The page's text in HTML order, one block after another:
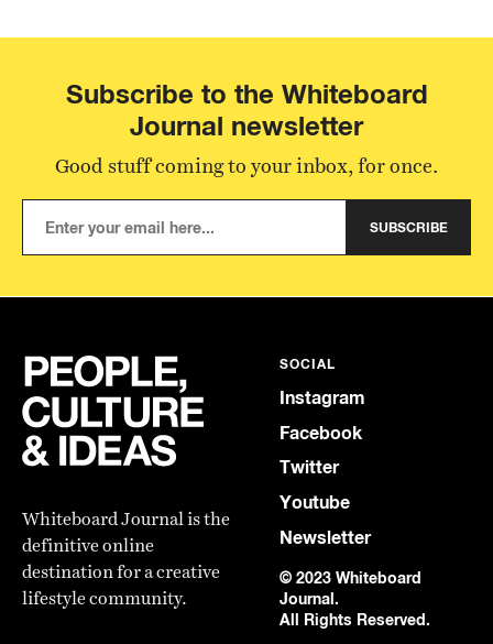
Subscribe to the Whiteboard
Journal newsletter
Good stuff coming to your inbox, for once.
SUBSCRIBE
Whiteboard Journal is the
definitive online
destination for a creative
lifestyle community.
SOCIAL
Instagram
Facebook
Twitter
Youtube
Newsletter
© 2023 Whiteboard
Journal.
All Rights Reserved.